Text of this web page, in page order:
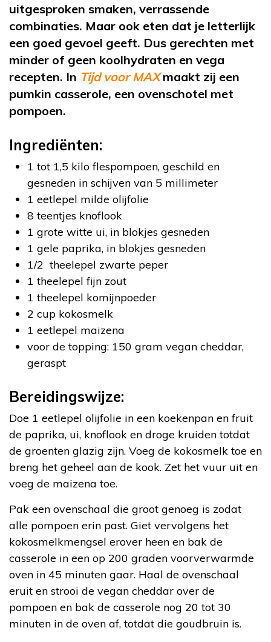
uitgesproken smaken, verrassende
combinaties. Maar ook eten dat je letterlijk
een goed gevoel geeft. Dus gerechten met
minder of geen koolhydraten en vega
recepten. In Tijd voor MAXmaakt zij een
pumkin casserole, een ovenschotel met
pompoen.
Ingrediënten:
1 tot 1,5 kilo flespompoen, geschild en
gesneden in schijven van 5 millimeter
1 eetlepel milde olijfolie
8 teentjes knoflook
1 grote witte ui, in blokjes gesneden
1 gele paprika, in blokjes gesneden
1/2 theelepel zwarte peper
1 theelepel fijn zout
1 theelepel komijnpoeder
2 cup kokosmelk
1 eetlepel maizena
voor de topping: 150 gram vegan cheddar,
geraspt
Bereidingswijze:
Doe 1 eetlepel olijfolie in een koekenpan en fruit
de paprika, ui, knoflook en droge kruiden totdat
de groenten glazig zijn. Voeg de kokosmelk toe en
breng het geheel aan de kook. Zet het vuur uit en
voeg de maizena toe.
Pak een ovenschaal die groot genoeg is zodat
alle pompoen erin past. Giet vervolgens het
kokosmelkmengsel erover heen en bak de
casserole in een op 200 graden voorverwarmde
oven in 45 minuten gaar. Haal de ovenschaal
eruit en strooi de vegan cheddar over de
pompoen en bak de casserole nog 20 tot 30
minuten in de oven af, totdat die goudbruin is.